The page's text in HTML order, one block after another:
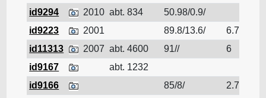
id9294
2010 abt. 834 50.98/0.9/
id9223
2001 89.8/13.6/ 6.7
id11313
2007 abt. 4600 91// 6
id9167
abt. 1232
id9166
85/8/ 2.73